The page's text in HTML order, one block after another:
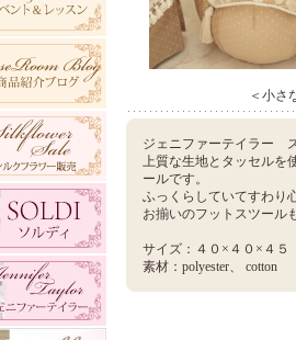
＜小さ
ジェニファーテイラー
上質な生地とタッセルを
ールです。
ふっくらしていてすわり
お揃いのフットスツール
サイズ：４０×４０×４
素材：polyester、 cotton